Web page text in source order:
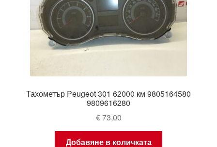
Тахометър Peugeot 301 62000 км 9805164580
9809616280
€73,00
Добавяне в количката